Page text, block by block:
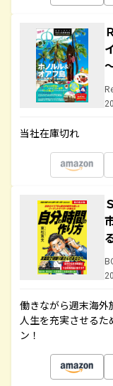
当社在庫切れ
働きながら週末海外
人生を充実させるた
ン！